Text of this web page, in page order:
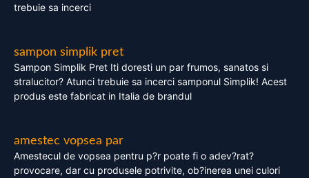
trebuie sa incerci
sampon simplik pret
Sampon Simplik Pret Iti doresti un par frumos, sanatos si
stralucitor? Atunci trebuie sa incerci samponul Simplik! Acest
produs este fabricat in Italia de brandul
amestec vopsea par
Amestecul de vopsea pentru p?r poate fi o adev?rat?
provocare, dar cu produsele potrivite, ob?inerea unei culori